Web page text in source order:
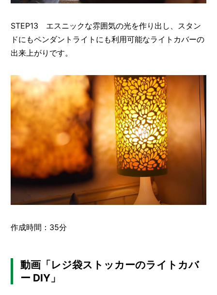
STEP13 エスニックな雰囲気の光を作り出し、スタン
ドにもペンダントライトにも利用可能なライトカバーの
出来上がりです。
作成時間：35分
動画「レジ袋ストッカーのライトカバ
ー DIY」